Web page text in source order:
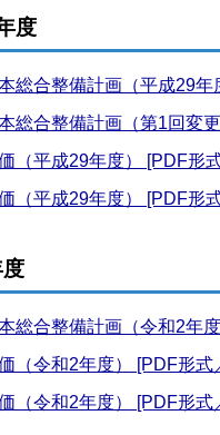
度
総合整備計画（平成29
総合整備計画（第1回変
（平成29年度） [PDF形
（平成29年度） [PDF形
総合整備計画（令和2年
（令和2年度） [PDF形式
（令和2年度） [PDF形式